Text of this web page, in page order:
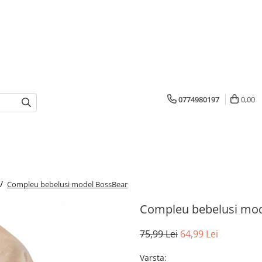
0774980197 0,00
Compleu bebelusi model BossBear
Compleu bebelusi
75,99 Lei 64,99 Lei
Varsta: